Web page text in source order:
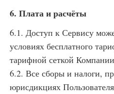
6. Плата и расчёты
6.1. Доступ к Сервису
условиях бесплатного
тарифной сеткой
6.2. Все сборы и налоги,
юрисдикциях